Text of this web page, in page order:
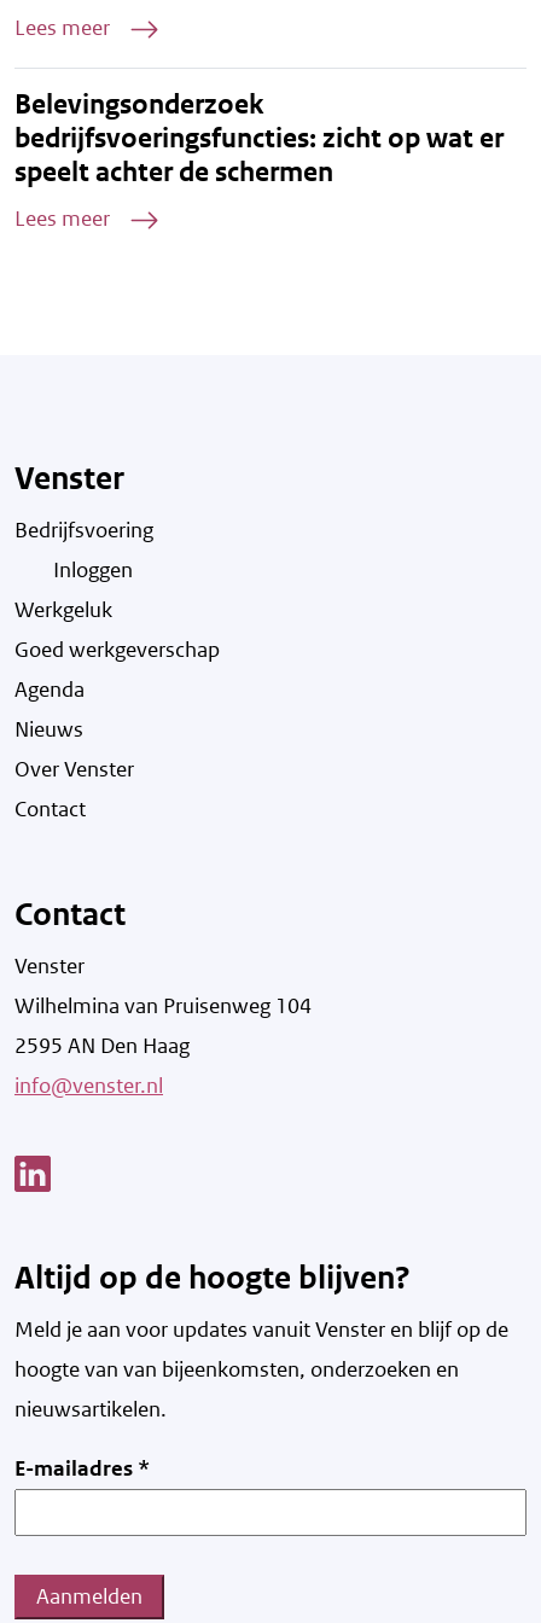
Lees meer
Belevingsonderzoek
bedrijfsvoeringsfuncties: zicht op wat er
speelt achter de schermen
Lees meer
Venster
Bedrijfsvoering
Inloggen
Werkgeluk
Goed werkgeverschap
Agenda
Nieuws
Over Venster
Contact
Contact
Venster
Wilhelmina van Pruisenweg 104
2595 AN Den Haag
info@venster.nl
Altijd op de hoogte blijven?
Meld je aan voor updates vanuit Venster en blijf op de
hoogte van van bijeenkomsten, onderzoeken en
nieuwsartikelen.
E-mailadres *
Aanmelden